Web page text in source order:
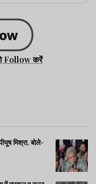
Follow करें
मिश्रा, बोले-